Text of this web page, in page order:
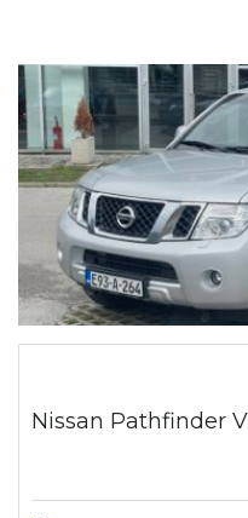
Nissan Pathfinder